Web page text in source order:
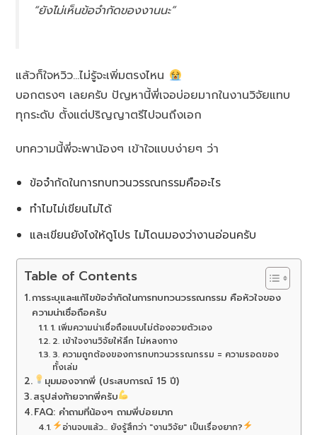
“ยังไม่เห็นข้อจำกัดของงานนะ”
แล้วก็ใจหวิว…ไม่รู้จะเพิ่มตรงไหน
บอกตรงๆ เลยครับ ปัญหานี้พี่เจอบ่อยมากในงานวิจัยแทบ
ทุกระดับ ตั้งแต่ปริญญาตรีไปจนถึงเอก
บทความนี้พี่จะพาน้องๆ เข้าใจแบบง่ายๆ ว่า
ข้อจำกัดในการทบทวนวรรณกรรมคืออะไร
ทำไมไม่เขียนไม่ได้
และเขียนยังไงให้ดูโปร ไม่โดนมองว่างานอ่อนครับ
Table of Contents
การระบุและแก้ไขข้อจำกัดในการทบทวนวรรณกรรม คือหัวใจของ
ความน่าเชื่อถือครับ
1. เพิ่มความน่าเชื่อถือแบบไม่ต้องอวยตัวเอง
2. เข้าใจงานวิจัยให้ลึก ไม่หลงทาง
3. ความถูกต้องของการทบทวนวรรณกรรม = ความรอดของ
ทั้งเล่ม
มุมมองจากพี่ (ประสบการณ์ 15 ปี)
สรุปส่งท้ายจากพี่ครับ
FAQ: คำถามที่น้องๆ ถามพี่บ่อยมาก
อ่านจบแล้ว... ยังรู้สึกว่า "งานวิจัย" เป็นเรื่องยาก?